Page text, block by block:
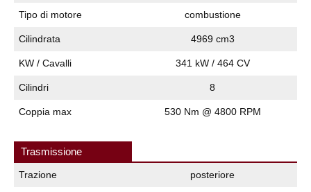
Tipo di motore combustione
Cilindrata 4969 cm3
KW / Cavalli 341 kW / 464 CV
Cilindri 8
Coppia max 530 Nm @ 4800 RPM
Trasmissione
Trazione posteriore